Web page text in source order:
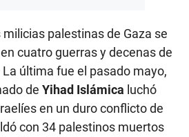
palestinas de Gaza se
cuatro guerras y decenas de
última fue el pasado mayo,
de Yihad Islámica luchó
en un duro conflicto de
con 34 palestinos muertos